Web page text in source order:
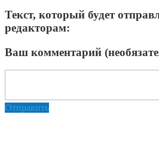
Текст, который будет
редакторам:
Ваш комментарий
Отправить